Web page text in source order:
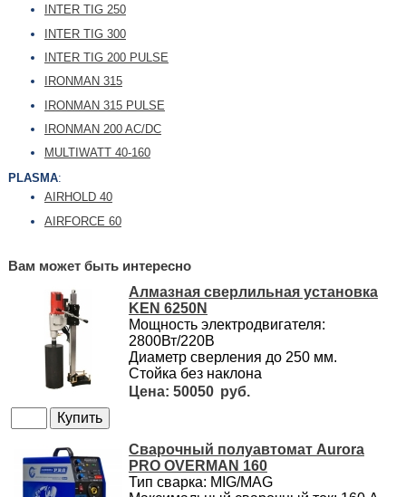
INTER TIG 250
INTER TIG 300
INTER TIG 200 PULSE
IRONMAN 315
IRONMAN 315 PULSE
IRONMAN 200 AC/DC
MULTIWATT 40-160
PLASMA:
AIRHOLD 40
AIRFORCE 60
Вам может быть интересно
Алмазная сверлильная установка
KEN 6250N
Мощность электродвигателя:
2800Вт/220В
Диаметр сверления до 250 мм.
Стойка без наклона
50050
Сварочный полуавтомат Aurora
PRO OVERMAN 160
Тип сварка: MIG/MAG